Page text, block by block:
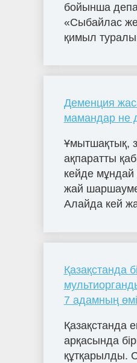
бойынша
«Сыбайлас
қимыл
Деменция
мамандар не
Ұмытшақтық,
ақпаратты
кейде мұндай
жай
Алайда кей
Қазақстанда
7 адамның
Қазақстанда
арқасында
құтқарылды.